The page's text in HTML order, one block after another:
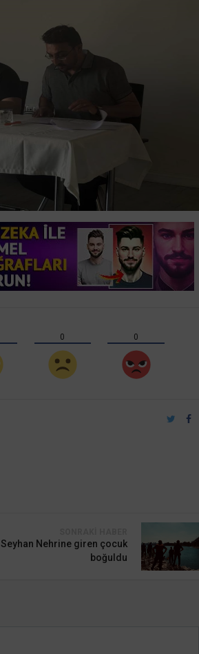
0 0
Seyhan Nehrine giren çocuk
boğuldu